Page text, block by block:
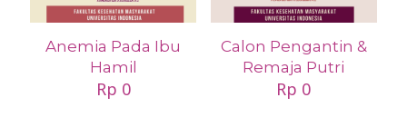
Anemia Pada Ibu
Hamil
Rp 0
Calon Pengantin &
Remaja Putri
Rp 0